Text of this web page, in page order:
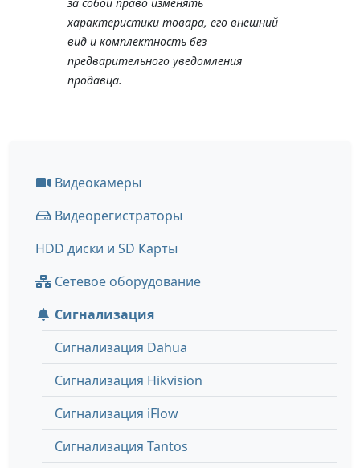
характеристики товара, его внешний
вид и комплектность без
предварительного уведомления
продавца.
Видеокамеры
Видеорегистраторы
HDD диски и SD Карты
Сетевое оборудование
Сигнализация
Сигнализация Dahua
Сигнализация Hikvision
Сигнализация iFlow
Сигнализация Tantos